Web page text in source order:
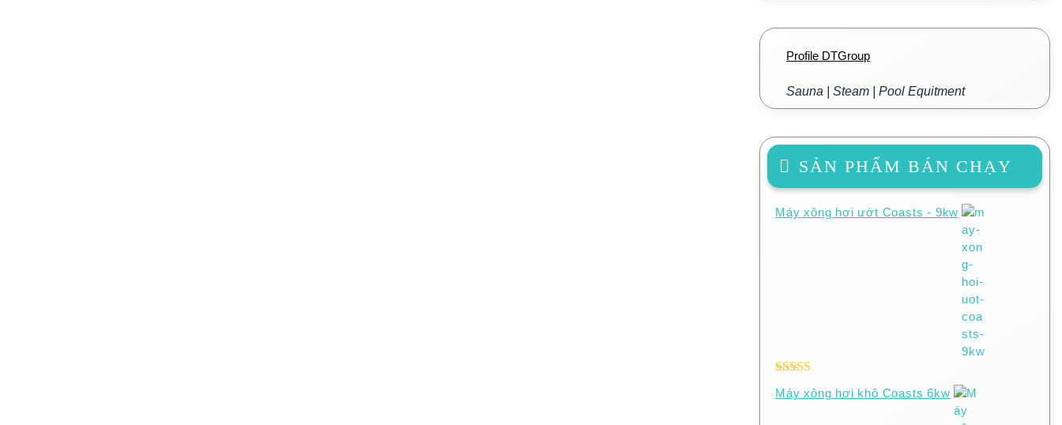
Profile DTGroup
Sauna | Steam | Pool Equitment
SẢN PHẨM BÁN CHẠY
Máy xông hơi ướt Coasts - 9kw
hạng5.005
Máy xông hơi khô Coasts 6kw